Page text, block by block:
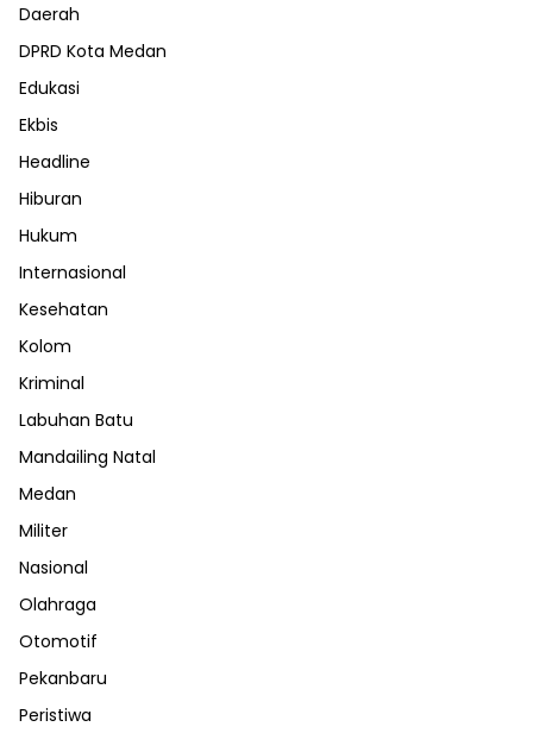
Daerah
DPRD Kota Medan
Edukasi
Ekbis
Headline
Hiburan
Hukum
Internasional
Kesehatan
Kolom
Kriminal
Labuhan Batu
Mandailing Natal
Medan
Militer
Nasional
Olahraga
Otomotif
Pekanbaru
Peristiwa